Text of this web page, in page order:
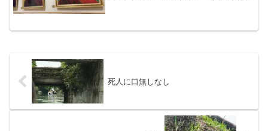
見ても心落ち着かない。そ...
死人に口無しなし